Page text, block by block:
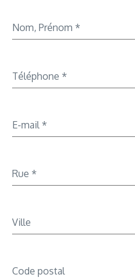
Nom, Prénom *
Téléphone *
E-mail *
Rue *
Ville
Code postal